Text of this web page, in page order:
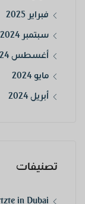
فبراير 2025
سبتمبر 2024
أغسطس 2024
مايو 2024
أبريل 2024
تصنيفات
in Dubai